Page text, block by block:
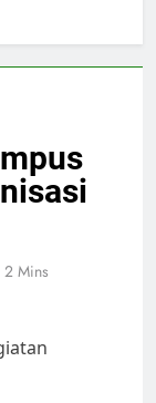
2 Mins